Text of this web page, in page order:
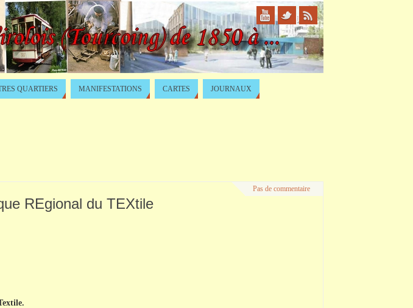
QUARTIERS MANIFESTATIONS CARTES JOURNAUX
Pas de commentaire
REgional du TEXtile